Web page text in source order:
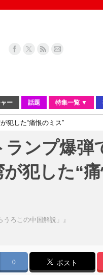
ー 話題 特集一覧 ▼
犯した“痛恨のミス”
ランプ爆弾
犯した“痛
うろこの中国解説」』
0 ポスト